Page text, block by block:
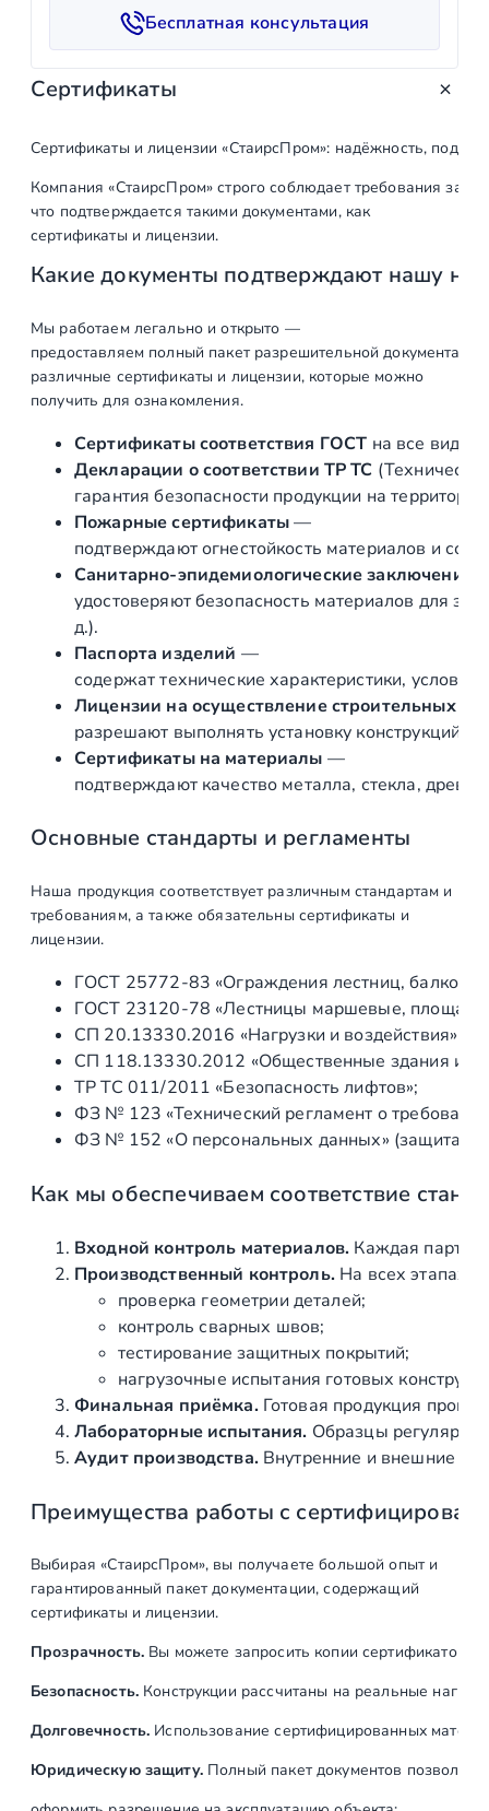
в
о
о
а
р
а
П
р
у
ч
е
е
0
м
м
—
2
0
п
е
м
Бесплатная консультация
Сертификаты
Сертификаты и лицензии «СтаирсПром»: надёжность,
Компания «СтаирсПром» строго соблюдает требования
что подтверждается такими документами, как
сертификаты и лицензии.
Какие документы подтверждают нашу
Мы работаем легально и открыто —
предоставляем полный пакет разрешительной
различные сертификаты и лицензии, которые можно
получить для ознакомления.
Сертификаты соответствия ГОСТ на все виды
Декларации о соответствии ТР ТС
гарантия безопасности продукции на
Пожарные сертификаты—
подтверждают огнестойкость материалов и
Санитарно‑эпидемиологические заключения
удостоверяют безопасность материалов для
д.).
Паспорта изделий —
содержат технические характеристики,
Лицензии на осуществление строительных и
разрешают выполнять установку конструкций
Сертификаты на материалы —
подтверждают качество металла, стекла,
Основные стандарты и регламенты
Наша продукция соответствует различным стандартам и
требованиям, а также обязательны сертификаты и
лицензии.
ГОСТ 25772‑83 «Ограждения лестниц,
ГОСТ 23120‑78 «Лестницы маршевые,
СП 20.13330.2016 «Нагрузки и воздействия»
СП 118.13330.2012 «Общественные здания и
ТР ТС 011/2011 «Безопасность лифтов»;
ФЗ № 123 «Технический регламент о
ФЗ № 152 «О персональных данных» (защита
Как мы обеспечиваем соответствие
Входной контроль материалов. Каждая партия
Производственный контроль.На всех этапах
проверка геометрии деталей;
контроль сварных швов;
тестирование защитных покрытий;
нагрузочные испытания готовых
Финальная приёмка.Готовая продукция
Лабораторные испытания. Образцы регулярно
Аудит производства.Внутренние и внешние
Преимущества работы с
Выбирая «СтаирсПром», вы получаете большой опыт и
гарантированный пакет документации, содержащий
сертификаты и лицензии.
Прозрачность.Вы можете запросить копии сертификатов
Безопасность.Конструкции рассчитаны на реальные
Долговечность. Использование сертифицированных
Юридическую защиту.Полный пакет документов позволяет: